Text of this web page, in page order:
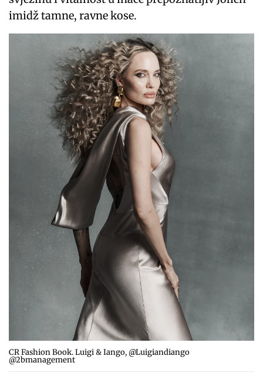
imidž tamne, ravne kose.
CR Fashion Book. Luigi & Iango, @Luigiandiango
@2bmanagement